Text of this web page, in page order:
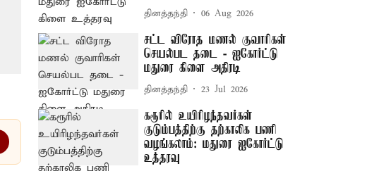
தினத்தந்தி 06 Aug 2026
சட்ட விரோத மணல் குவாரிகள்
செயல்பட தடை - ஐகோர்ட்டு
மதுரை கிளை அதிரடி
தினத்தந்தி 23 Jul 2026
கரூரில் உயிரிழந்தவர்கள்
குடும்பத்திற்கு தற்காலிக பணி
வழங்கலாம்: மதுரை ஐகோர்ட்டு
உத்தரவு